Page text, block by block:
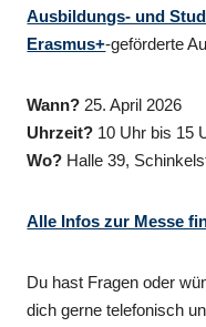
Ausbildungs- und
Erasmus+-geförderte
Wann? 25. April 2026
Uhrzeit? 10 Uhr bis 15
Wo? Halle 39,
Alle Infos zur Messe
Du hast Fragen oder
dich gerne telefonisch